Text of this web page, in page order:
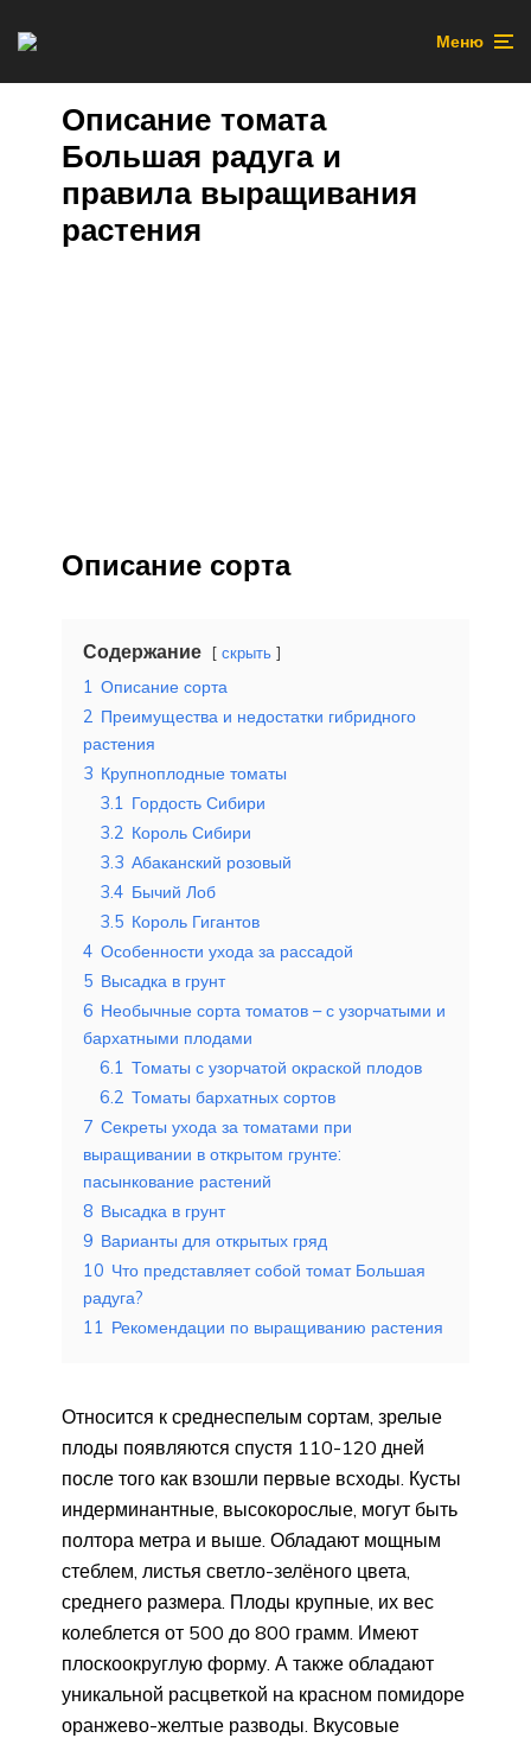
Меню
Описание томата
Большая радуга и
правила выращивания
растения
Описание сорта
Содержание скрыть
1 Описание сорта
2 Преимущества и недостатки гибридного
растения
3 Крупноплодные томаты
3.1 Гордость Сибири
3.2 Король Сибири
3.3 Абаканский розовый
3.4 Бычий Лоб
3.5 Король Гигантов
4 Особенности ухода за рассадой
5 Высадка в грунт
6 Необычные сорта томатов – с узорчатыми и
бархатными плодами
6.1 Томаты с узорчатой окраской плодов
6.2 Томаты бархатных сортов
7 Секреты ухода за томатами при
выращивании в открытом грунте:
пасынкование растений
8 Высадка в грунт
9 Варианты для открытых гряд
10 Что представляет собой томат Большая
радуга?
11 Рекомендации по выращиванию растения
Относится к среднеспелым сортам, зрелые
плоды появляются спустя 110-120 дней
после того как взошли первые всходы. Кусты
индерминантные, высокорослые, могут быть
полтора метра и выше. Обладают мощным
стеблем, листья светло-зелёного цвета,
среднего размера. Плоды крупные, их вес
колеблется от 500 до 800 грамм. Имеют
плоскоокруглую форму. А также обладают
уникальной расцветкой на красном помидоре
оранжево-желтые разводы. Вкусовые